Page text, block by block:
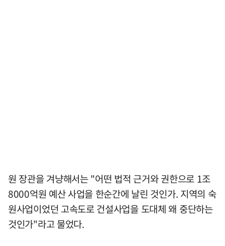
원 장관을 겨냥해서는 "어떤 법적 근거와 권한으로 1조
8000억원 예산 사업을 한순간에 날린 것인가. 지역의 숙
원사업이었던 고속도로 건설사업을 도대체 왜 중단하는
것인가"라고 물었다.